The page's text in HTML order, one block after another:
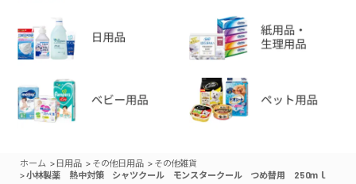
ホーム > 日用品 > その他日用品 > その他雑貨
>小林製薬 熱中対策 シャツクール モンスタークール つめ替用 250ｍｌ